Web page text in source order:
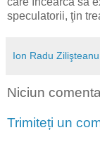
speculatorii, ţin
Ion Radu Zilişteanu
Niciun
Trimiteți un